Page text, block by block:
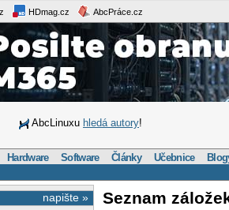
HDmag.cz AbcPráce.cz
AbcLinuxu hledá autory!
Hardware Software Články Učebnice
napište » Seznam